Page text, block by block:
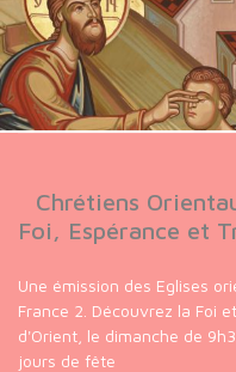
Chrétiens
Foi, Espérance et
Une émission des Eglises
France 2. Découvrez la Foi
d'Orient, le dimanche de
jours de fête